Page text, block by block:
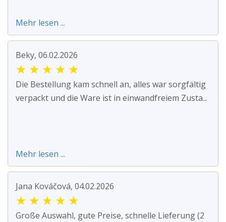
Mehr lesen ...
Beky, 06.02.2026
★ ★ ★ ★ ★
Die Bestellung kam schnell an, alles war sorgfältig
verpackt und die Ware ist in einwandfreiem Zusta...
Mehr lesen ...
Jana Kováčová, 04.02.2026
★ ★ ★ ★ ★
Große Auswahl, gute Preise, schnelle Lieferung (2